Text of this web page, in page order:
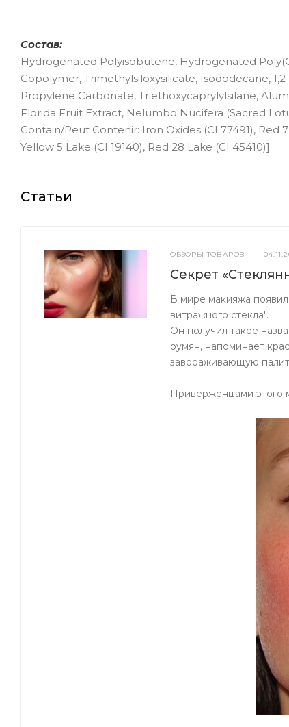
Состав:
Hydrogenated Polyisobutene, Hydrogenated
Copolymer, Trimethylsiloxysilicate, Isododecane,
Propylene Carbonate, Triethoxycaprylylsilane,
Florida Fruit Extract, Nelumbo Nucifera (Sacred
Contain/Peut Contenir: Iron Oxides (CI 77491), Red
Yellow 5 Lake (CI 19140), Red 28 Lake (CI 45410)].
Статьи
ОБЗОРЫ ТОВАРОВ —
Секрет
В мире макияжа
витражного стекла".
Он получил такое
румян, напоминает
завораживающую
Приверженцами этого